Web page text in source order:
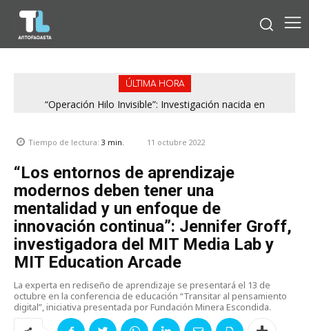
ÚLTIMA HORA
“Operación Hilo Invisible”: Investigación nacida en
Tiempo de lectura: 3 min. 11 octubre 2022
“Los entornos de aprendizaje
modernos deben tener una
mentalidad y un enfoque de
innovación continua”: Jennifer Groff,
investigadora del MIT Media Lab y
MIT Education Arcade
La experta en rediseño de aprendizaje se presentará el 13 de
octubre en la conferencia de educación “Transitar al pensamiento
digital”, iniciativa presentada por Fundación Minera Escondida.